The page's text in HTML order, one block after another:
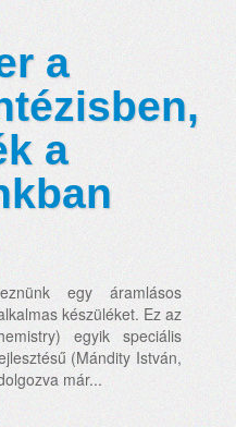
a
a
egy áramlásos
készüléket. Ez az
egyik speciális
(Mándity István,
már...